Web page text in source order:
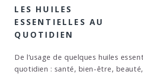
LES HUILES
ESSENTIELLES AU
QUOTIDIEN
De l’usage de quelques huiles
quotidien : santé, bien-être,